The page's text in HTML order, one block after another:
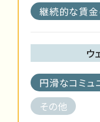
継続的な賃
ウ
円滑なコミュ
その他